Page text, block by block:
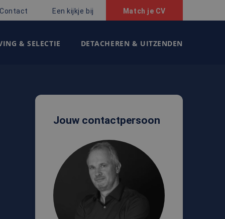
Contact Een kijkje bij Match je CV
& SELECTIE DETACHEREN & UITZENDEN
Jouw contactpersoon